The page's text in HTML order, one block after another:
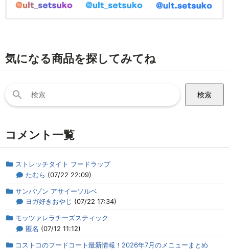
気になる商品を探してみてね
索:
コメント一覧
ストレッチタイト フードラップ
たむら (07/22 22:09)
サンバゾン アサイーソルベ
ヨガ好きおやじ (07/22 17:34)
モッツァレラチーズスティック
匿名 (07/12 11:12)
コストコのフードコート最新情報！2026年7月のメニューまとめ